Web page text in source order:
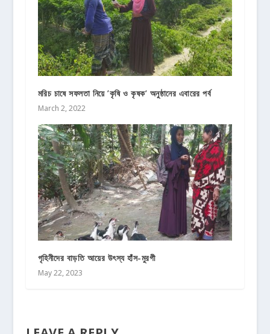
মরিচ চাষে সফলতা নিয়ে ’কৃষি ও কৃষক’ অনুষ্ঠানের এবারের পর্ব
March 2, 2022
গৃহিনীদের বাড়তি আয়ের উৎস্য হাঁস-মুরগী
May 22, 2023